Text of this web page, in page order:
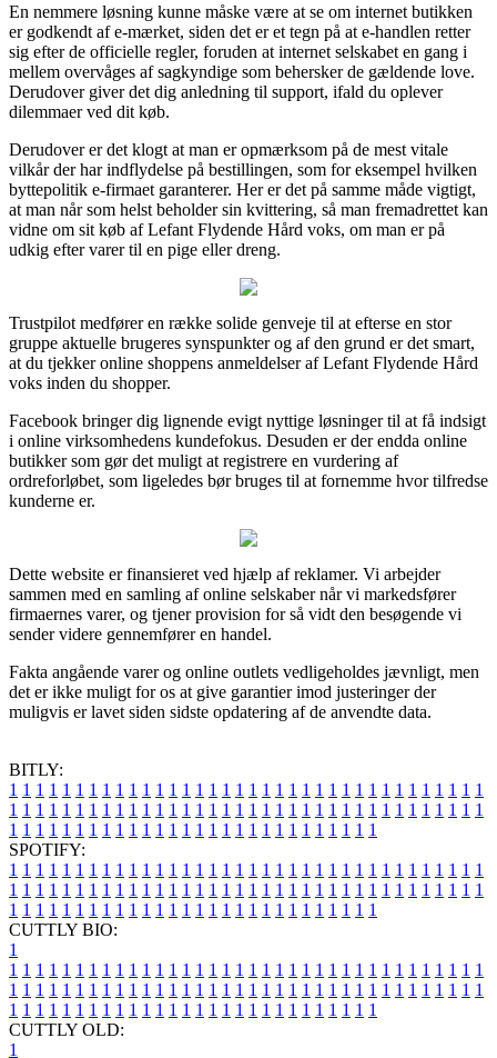
En nemmere løsning kunne måske være at se om internet butikken
er godkendt af e-mærket, siden det er et tegn på at e-handlen retter
sig efter de officielle regler, foruden at internet selskabet en gang i
mellem overvåges af sagkyndige som behersker de gældende love.
Derudover giver det dig anledning til support, ifald du oplever
dilemmaer ved dit køb.
Derudover er det klogt at man er opmærksom på de mest vitale
vilkår der har indflydelse på bestillingen, som for eksempel hvilken
byttepolitik e-firmaet garanterer. Her er det på samme måde vigtigt,
at man når som helst beholder sin kvittering, så man fremadrettet kan
vidne om sit køb af Lefant Flydende Hård voks, om man er på
udkig efter varer til en pige eller dreng.
Trustpilot medfører en række solide genveje til at efterse en stor
gruppe aktuelle brugeres synspunkter og af den grund er det smart,
at du tjekker online shoppens anmeldelser af Lefant Flydende Hård
voks inden du shopper.
Facebook bringer dig lignende evigt nyttige løsninger til at få indsigt
i online virksomhedens kundefokus. Desuden er der endda online
butikker som gør det muligt at registrere en vurdering af
ordreforløbet, som ligeledes bør bruges til at fornemme hvor tilfredse
kunderne er.
Dette website er finansieret ved hjælp af reklamer. Vi arbejder
sammen med en samling af online selskaber når vi markedsfører
firmaernes varer, og tjener provision for så vidt den besøgende vi
sender videre gennemfører en handel.
Fakta angående varer og online outlets vedligeholdes jævnligt, men
det er ikke muligt for os at give garantier imod justeringer der
muligvis er lavet siden sidste opdatering af de anvendte data.
BITLY:
1 1 1 1 1 1 1 1 1 1 1 1 1 1 1 1 1 1 1 1 1 1 1 1 1 1 1 1 1 1 1 1 1 1 1 1
1 1 1 1 1 1 1 1 1 1 1 1 1 1 1 1 1 1 1 1 1 1 1 1 1 1 1 1 1 1 1 1 1 1 1 1
1 1 1 1 1 1 1 1 1 1 1 1 1 1 1 1 1 1 1 1 1 1 1 1 1 1 1 1
SPOTIFY:
1 1 1 1 1 1 1 1 1 1 1 1 1 1 1 1 1 1 1 1 1 1 1 1 1 1 1 1 1 1 1 1 1 1 1 1
1 1 1 1 1 1 1 1 1 1 1 1 1 1 1 1 1 1 1 1 1 1 1 1 1 1 1 1 1 1 1 1 1 1 1 1
1 1 1 1 1 1 1 1 1 1 1 1 1 1 1 1 1 1 1 1 1 1 1 1 1 1 1 1
CUTTLY BIO:
1
1 1 1 1 1 1 1 1 1 1 1 1 1 1 1 1 1 1 1 1 1 1 1 1 1 1 1 1 1 1 1 1 1 1 1 1
1 1 1 1 1 1 1 1 1 1 1 1 1 1 1 1 1 1 1 1 1 1 1 1 1 1 1 1 1 1 1 1 1 1 1 1
1 1 1 1 1 1 1 1 1 1 1 1 1 1 1 1 1 1 1 1 1 1 1 1 1 1 1 1
CUTTLY OLD:
1